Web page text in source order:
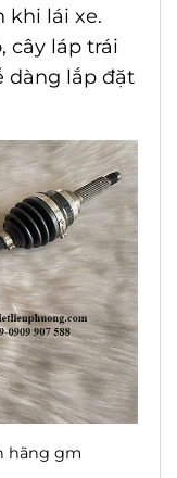
khi lái xe.
cây láp trái
dàng lắp đặt
hãng gm